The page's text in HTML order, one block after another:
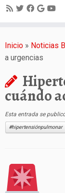
contenido
Inicio » Noticias
a urgencias
cuándo
Esta entrada se
#hipertensiónpulmonar